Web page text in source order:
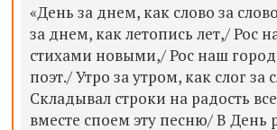
«День за днем, как слово за
за днем, как летопись лет,/ Рос
стихами новыми,/ Рос наш
поэт./ Утро за утром, как слог за
Складывал строки на радость
вместе споем эту песню/ В